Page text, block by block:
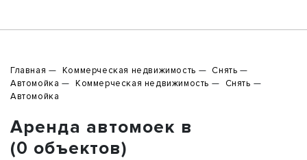
Главная Коммерческая недвижимость
Снять
Автомойка
Коммерческая недвижимость
Снять
Автомойка
Аренда автомоек в
(0 объектов)